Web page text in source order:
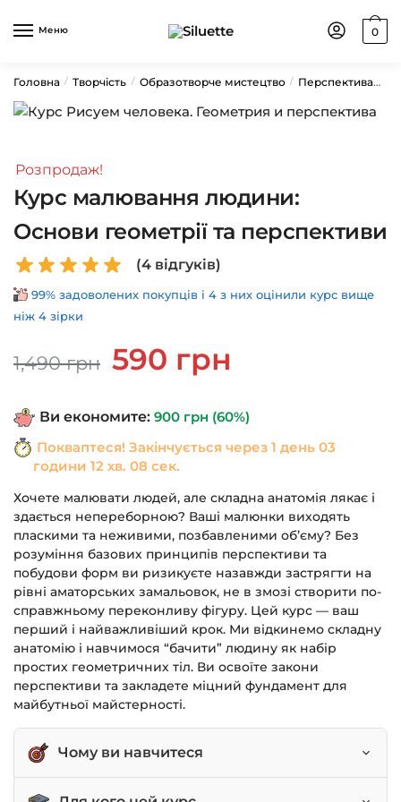
Меню 0
Головна / Творчість / Образотворче мистецтво / Перспектива
Розпродаж!
Курс малювання людини:
Основи геометрії та перспективи
(4відгуків)
99% задоволених покупців і 4 з них оцінили курс вище
ніж 4 зірки
1,490грн
Оригінальна
ціна:
590 грн
Ви економите: 900 грн (60%)
Покваптеся! Закінчується через 1 день 03
години 12 хв. 08 сек.
Хочете малювати людей, але складна анатомія лякає і
здається непереборною? Ваші малюнки виходять
пласкими та неживими, позбавленими об’єму? Без
розуміння базових принципів перспективи та
побудови форм ви ризикуєте назавжди застрягти на
рівні аматорських замальовок, не в змозі створити по-
справжньому переконливу фігуру. Цей курс — ваш
перший і найважливіший крок. Ми відкинемо складну
анатомію і навчимося “бачити” людину як набір
простих геометричних тіл. Ви освоїте закони
перспективи та закладете міцний фундамент для
майбутньої майстерності.
Чому ви навчитеся